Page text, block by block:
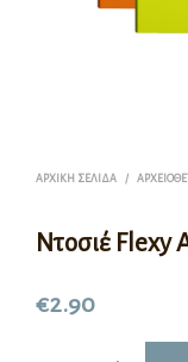
ΑΡΧΙΚΉ ΣΕΛΊΔΑ /
Ντοσιέ Flexy
€2.90